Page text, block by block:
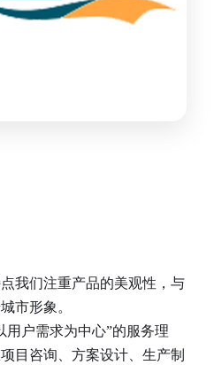
我们注重产品的美观性，与
市形象。
用户需求为中心”的服务理
目咨询、方案设计、生产制